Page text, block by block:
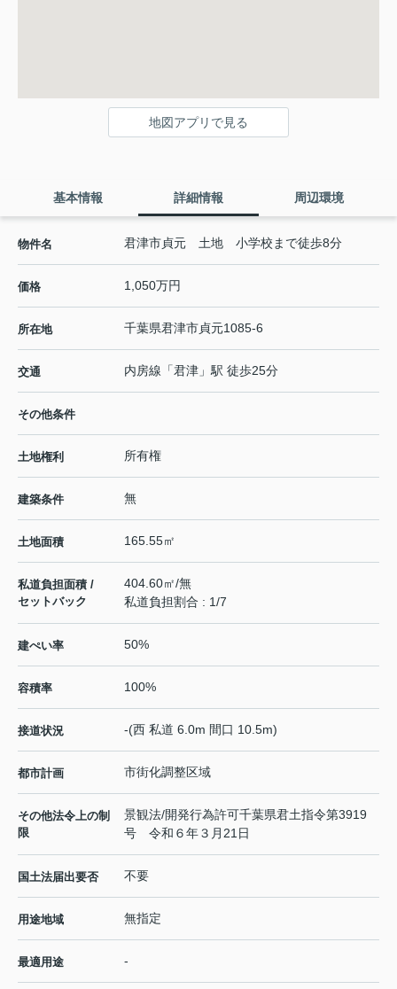
地図アプリで見る
基本情報 詳細情報 周辺環境
物件名 君津市貞元 土地 小学校まで徒歩8分
価格 1,050万円
所在地 千葉県君津市貞元1085-6
交通 内房線 「君津 」駅 徒歩25分
その他条件
土地権利 所有権
建築条件 無
土地面積 165.55㎡
私道負担面積 /
セットバック
404.60㎡/無
私道負担割合 : 1/7
建ぺい率 50%
容積率 100%
接道状況 -(西 私道 6.0m 間口 10.5m)
都市計画 市街化調整区域
その他法令上の制
限
景観法/開発行為許可千葉県君土指令第3919
号 令和６年３月21日
国土法届出要否 不要
用途地域 無指定
最適用途 -